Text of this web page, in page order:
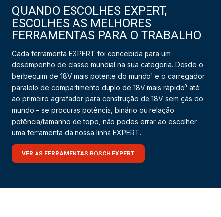
QUANDO ESCOLHES EXPERT,
ESCOLHES AS MELHORES
FERRAMENTAS PARA O TRABALHO
Cada ferramenta EXPERT foi concebida para um
desempenho de classe mundial na sua categoria. Desde o
berbequim de 18V mais potente do mundo¹ e o carregador
paralelo de compartimento duplo de 18V mais rápido³ até
ao primeiro agrafador para construção de 18V sem gás do
mundo – se procuras potência, binário ou relação
potência/tamanho de topo, não podes errar ao escolher
uma ferramenta da nossa linha EXPERT.
VER AS FERRAMENTAS BOSCH EXPERT